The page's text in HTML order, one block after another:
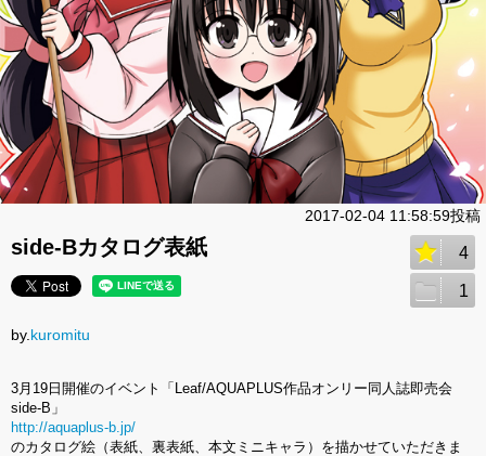
2017-02-04 11:58:59投稿
side-Bカタログ表紙 4
1
by. kuromitu
3月19日開催のイベント「Leaf/AQUAPLUS作品オンリー同人誌即売会
side-B」
http://aquaplus-b.jp/
のカタログ絵（表紙、裏表紙、本文ミニキャラ）を描かせていただきま